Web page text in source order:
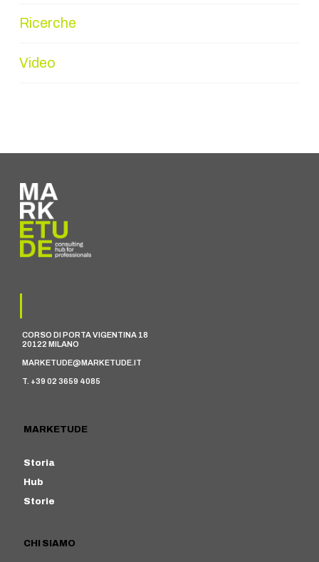
Ricerche
Video
CORSO DI PORTA VIGENTINA 18
20122 MILANO
MARKETUDE@MARKETUDE.IT
T. +39 02 3659 4085
MARKETUDE
Storia
Hub
Storie
CHI SIAMO